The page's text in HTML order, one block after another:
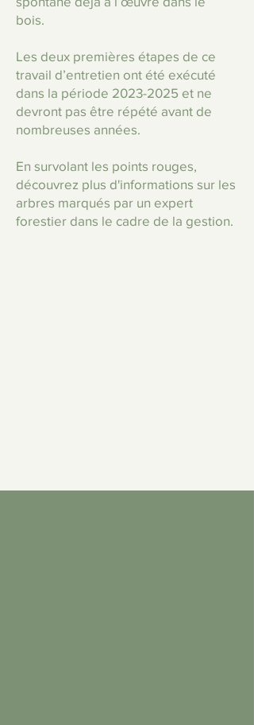
bois.
Les deux premières étapes de ce
travail d’entretien ont été exécuté
dans la période 2023-2025 et ne
devront pas être répété avant de
nombreuses années.
En survolant les points rouges,
découvrez plus d'informations sur les
arbres marqués par un expert
forestier dans le cadre de la gestion.